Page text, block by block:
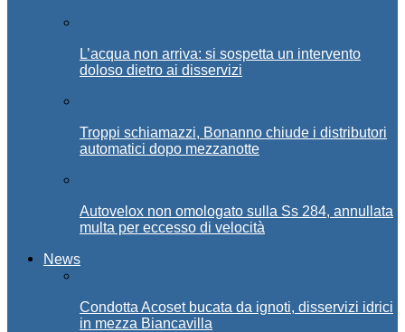
L’acqua non arriva: si sospetta un intervento
doloso dietro ai disservizi
Troppi schiamazzi, Bonanno chiude i distributori
automatici dopo mezzanotte
Autovelox non omologato sulla Ss 284, annullata
multa per eccesso di velocità
News
Condotta Acoset bucata da ignoti, disservizi idrici
in mezza Biancavilla